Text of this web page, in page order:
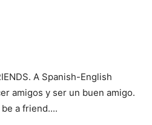
A Spanish-English
amigos y ser un buen amigo.
a friend....